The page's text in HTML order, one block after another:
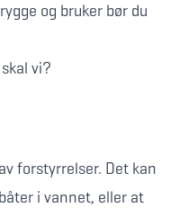
og bruker bør du
vi?
forstyrrelser. Det kan
i vannet, eller at